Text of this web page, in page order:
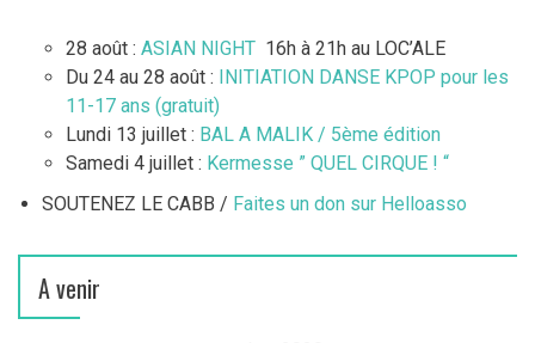
28 août : ASIAN NIGHT 16h à 21h au LOC’ALE
Du 24 au 28 août : INITIATION DANSE KPOP pour les
11-17 ans (gratuit)
Lundi 13 juillet : BAL A MALIK / 5ème édition
Samedi 4 juillet : Kermesse ” QUEL CIRQUE ! “
SOUTENEZ LE CABB / Faites un don sur Helloasso
A venir